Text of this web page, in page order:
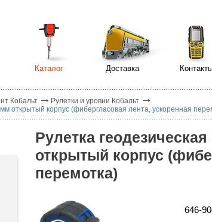
Каталог Доставка
Кобальт
Рулетки и уровни Кобальт
открытый корпус (фибергласовая лента, ускоренная
Рулетка
открытый корпус
перемотка)
646-